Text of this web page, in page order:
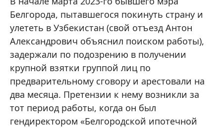
Белгорода, пытавшегося покинуть страну и
улететь в Узбекистан (свой отъезд Антон
Александрович объяснил поиском работы),
задержали по подозрению в получении
крупной взятки группой лиц по
предварительному сговору и арестовали на
два месяца. Претензии к нему возникли за
тот период работы, когда он был
гендиректором «Белгородской ипотечной